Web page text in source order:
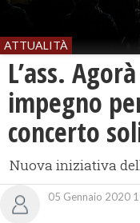
ATTUALITÀ
L’ass.
impegno
concerto
Nuova iniziativa
05 Gennaio 2020